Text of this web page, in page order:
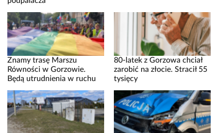
Znamy trasę Marszu
Równości w Gorzowie.
Będą utrudnienia w ruchu
80-latek z Gorzowa chciał
zarobić na złocie. Stracił 55
tysięcy